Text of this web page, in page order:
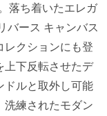
落ち着いたエレガ
バース キャンバス
レクションにも登
上下反転させたデ
ドルと取外し可能
洗練されたモダン